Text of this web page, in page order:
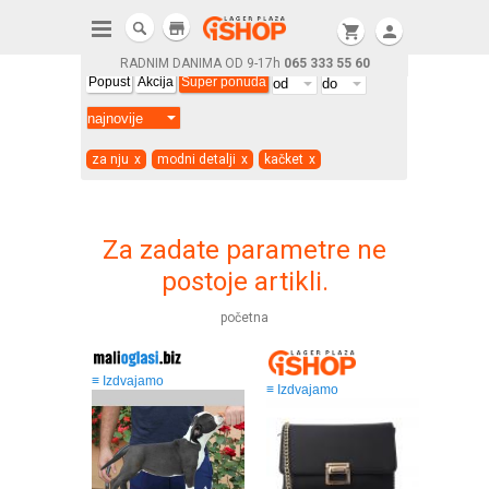
RADNIM DANIMA OD 9-17h 065 333 55 60
shopping_cart person
store
Popust Akcija Super ponuda
za nju x modni detalji x kačket x
Za zadate parametre ne
postoje artikli.
početna